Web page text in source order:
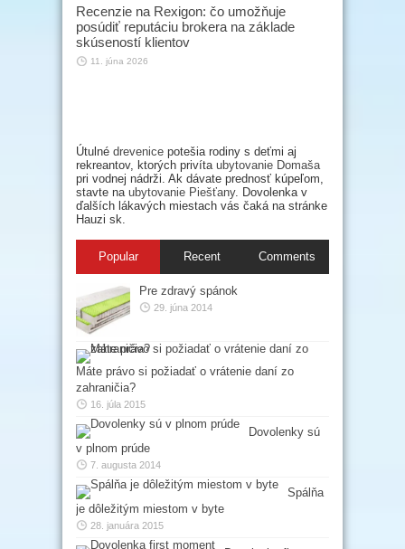
Recenzie na Rexigon: čo umožňuje
posúdiť reputáciu brokera na základe
skúseností klientov
11. júna 2026
Útulné drevenice potešia rodiny s deťmi aj
rekreantov, ktorých privíta ubytovanie Domaša
pri vodnej nádrži. Ak dávate prednosť kúpeľom,
stavte na ubytovanie Piešťany. Dovolenka v
ďalších lákavých miestach vás čaká na stránke
Hauzi sk.
Popular Recent Comments
Pre zdravý spánok
29. júna 2014
Máte právo si požiadať o vrátenie daní zo
zahraničia?
16. júla 2015
Dovolenky sú
v plnom prúde
7. augusta 2014
Spálňa
je dôležitým miestom v byte
28. januára 2015